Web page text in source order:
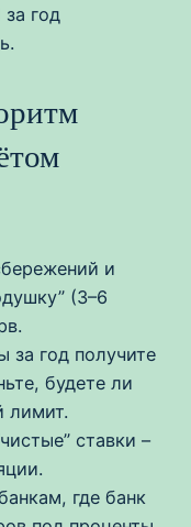
год
и
(3–6
за год получите
будете ли
лимит.
ставки –
где банк